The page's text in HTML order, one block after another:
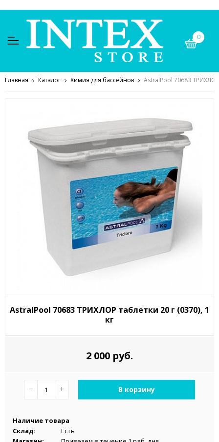
0
Главная Каталог Химия для бассейнов AstralPool 70683 ТРИХЛОР
AstralPool 70683 ТРИХЛОР таблетки 20 г (0370), 1
кг
2 000 руб.
− + В корзину
Наличие товара
Склад:
Есть